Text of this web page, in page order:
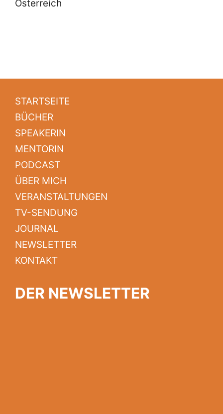
Österreich
STARTSEITE
BÜCHER
SPEAKERIN
MENTORIN
PODCAST
ÜBER MICH
VERANSTALTUNGEN
TV-SENDUNG
JOURNAL
NEWSLETTER
KONTAKT
DER NEWSLETTER